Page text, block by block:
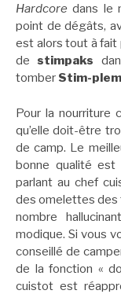
Hardcore dans le
point de dégâts,
est alors tout à fait
destimpaks
tomber Stim-
Pour la nourriture
qu’elle doit-être
de camp. Le
bonne qualité est
parlant au chef
des omelettes des
nombre
modique. Si vous
conseillé de
de la fonction «
cuistot est